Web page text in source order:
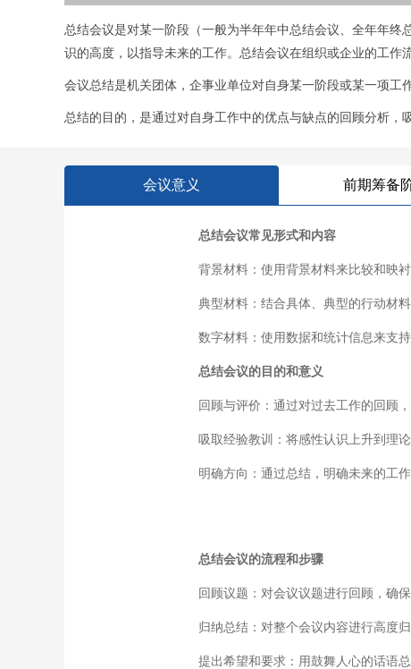
总结会议‌是对某一阶段（一般为半年年中总结会议、全年年
识的高度，以指导未来的工作。总结会议在组织或企业的工作
会议总结是机关团体，企事业单位对自身某一阶段或某一项工
总结的目的，是通过对自身工作中的优点与缺点的回顾分析，
会议意义 前期筹备
总结会议常见形式和内容
背景材料：使用背景材料来比较和映衬
典型材料：结合具体、典型的行动材
数字材料：使用数据和统计信息来支
总结会议的目的和意义
回顾与评价：通过对过去工作的回顾
吸取经验教训：将感性认识上升到理
明确方向：通过总结，明确未来的工
总结会议的流程和步骤
回顾议题：对会议议题进行回顾，确
归纳总结：对整个会议内容进行高度
提出希望和要求：用鼓舞人心的话语